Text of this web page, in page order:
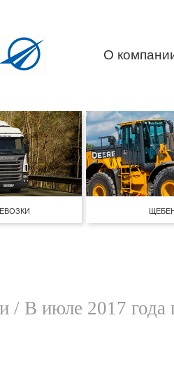
О
/ В июле 2017 года